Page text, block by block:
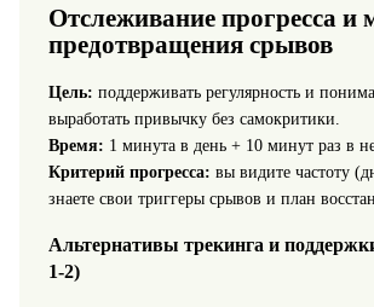
Отслеживание прогресса и
предотвращения срывов
Цель: поддерживать регулярность и
выработать привычку без самокритики.
Время: 1 минута в день + 10 минут раз в
Критерий прогресса: вы видите частоту
знаете свои триггеры срывов и план
Альтернативы трекинга и
1-2)